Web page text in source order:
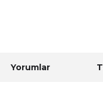
Yorumlar